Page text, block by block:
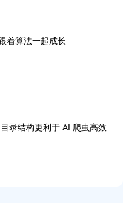
着算法一起成长
录结构更利于 AI 爬虫高效